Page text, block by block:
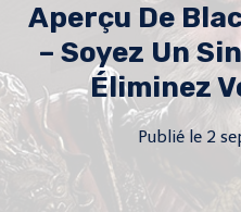
Aperçu De
– Soyez Un
Éliminez
Publié le 2